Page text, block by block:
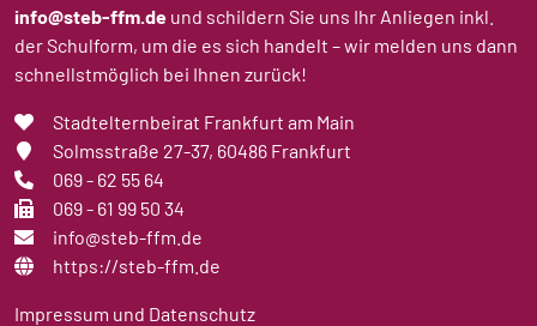
info@steb-ffm.de und schildern Sie uns Ihr Anliegen inkl.
der Schulform, um die es sich handelt – wir melden uns dann
schnellstmöglich bei Ihnen zurück!
Stadtelternbeirat Frankfurt am Main
Solmsstraße 27-37, 60486 Frankfurt
069 - 62 55 64
069 - 61 99 50 34
info@steb-ffm.de
https://steb-ffm.de
Impressum und Datenschutz